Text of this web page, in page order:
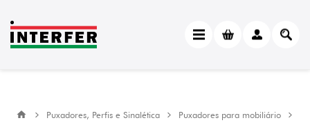
Puxadores, Perfis e Sinalética
Puxadores para mobiliário